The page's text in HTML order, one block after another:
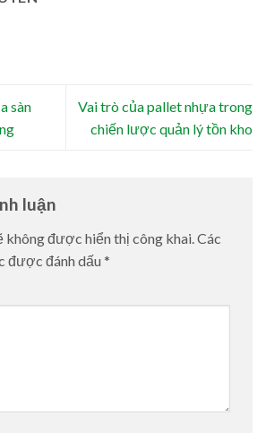
sàn
Vai trò của pallet nhựa trong
chiến lược quản lý tồn kho
luận
không được hiển thị công khai.Các
đánh dấu *